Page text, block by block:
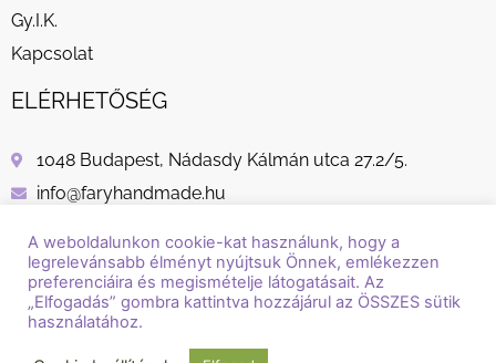
Gy.I.K.
Kapcsolat
ELÉRHETŐSÉG
1048 Budapest, Nádasdy Kálmán utca 27.2/5.
info@faryhandmade.hu
A weboldalunkon cookie-kat használunk, hogy a
legrelevánsabb élményt nyújtsuk Önnek, emlékezzen
preferenciáira és megismételje látogatásait. Az
„Elfogadás” gombra kattintva hozzájárul az ÖSSZES sütik
használatához.